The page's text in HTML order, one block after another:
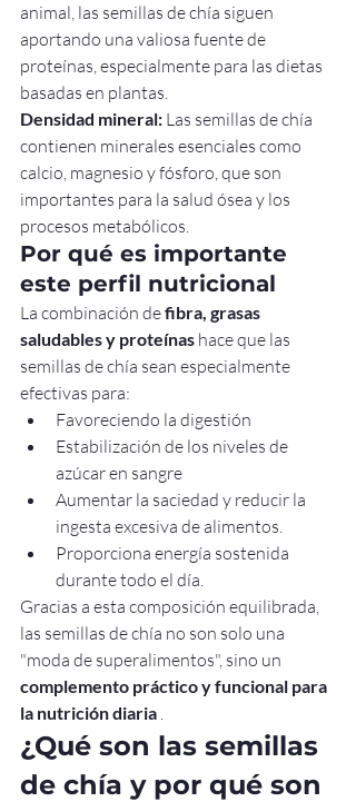
animal, las semillas de chía siguen
aportando una valiosa fuente de
proteínas, especialmente para las dietas
basadas en plantas.
Densidad mineral: Las semillas de chía
contienen minerales esenciales como
calcio, magnesio y fósforo, que son
importantes para la salud ósea y los
procesos metabólicos.
Por qué es importante
este perfil nutricional
La combinación de fibra, grasas
saludables y proteínas hace que las
semillas de chía sean especialmente
efectivas para:
Favoreciendo la digestión
Estabilización de los niveles de
azúcar en sangre
Aumentar la saciedad y reducir la
ingesta excesiva de alimentos.
Proporciona energía sostenida
durante todo el día.
Gracias a esta composición equilibrada,
las semillas de chía no son solo una
"moda de superalimentos", sino un
complemento práctico y funcional para
la nutrición diaria .
¿Qué son las semillas
de chía y por qué son